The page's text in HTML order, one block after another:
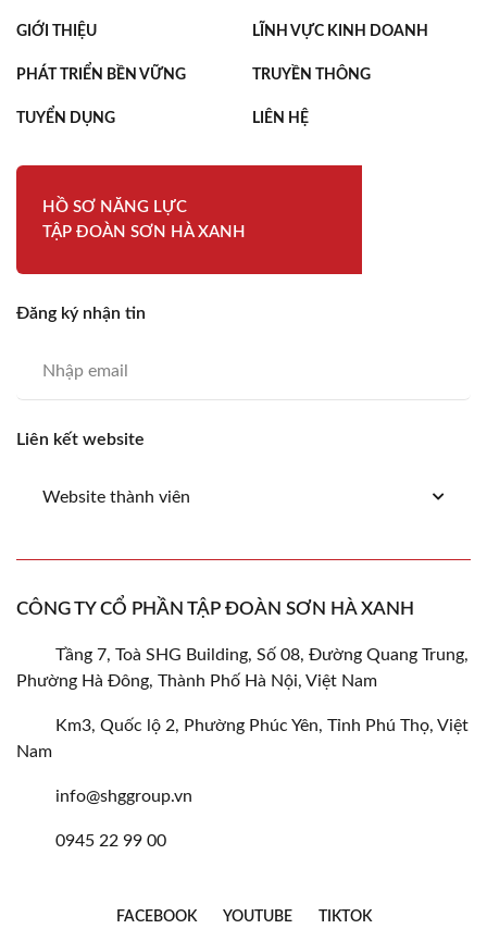
GIỚI THIỆU LĨNH VỰC KINH DOANH
PHÁT TRIỂN BỀN VỮNG TRUYỀN THÔNG
TUYỂN DỤNG LIÊN HỆ
HỒ SƠ NĂNG LỰC
TẬP ĐOÀN SƠN HÀ XANH
Đăng ký nhận tin
Liên kết website
Website thành viên
CÔNG TY CỔ PHẦN TẬP ĐOÀN SƠN HÀ XANH
Tầng 7, Toà SHG Building, Số 08, Đường Quang Trung,
Phường Hà Đông, Thành Phố Hà Nội, Việt Nam
Km3, Quốc lộ 2, Phường Phúc Yên, Tỉnh Phú Thọ, Việt
Nam
info@shggroup.vn
0945 22 99 00
FACEBOOK YOUTUBE TIKTOK